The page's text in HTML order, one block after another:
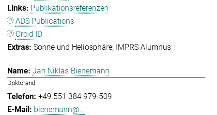
Publikationsreferenzen
ADS Publications
Orcid ID
Sonne und Heliosphäre IMPRS Alumnus
Jan Niklas Bienemann
Doktorand
+49 551 384 979-509
bienemann@...